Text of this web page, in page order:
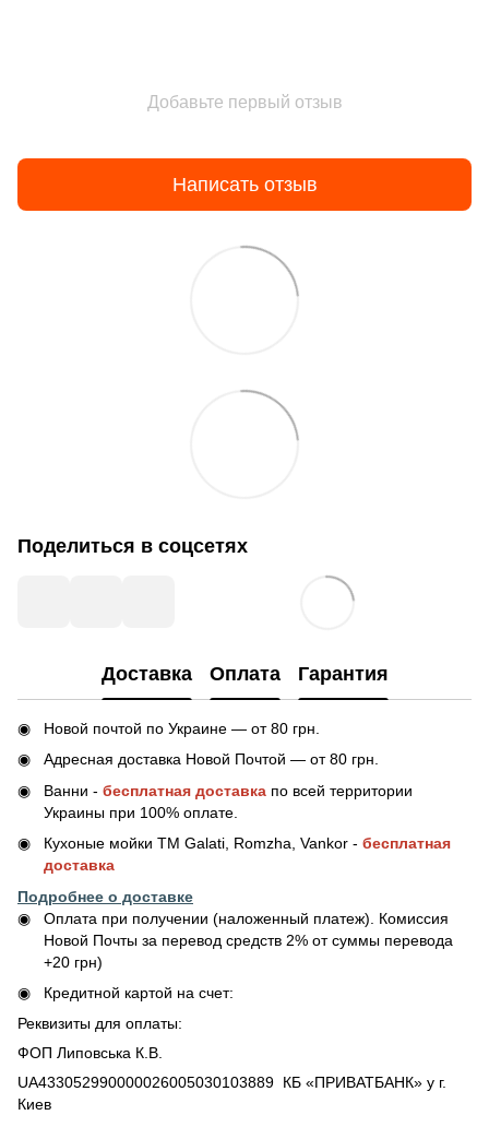
Добавьте первый отзыв
Написать отзыв
Поделиться в соцсетях
Доставка Оплата Гарантия
Новой почтой по Украине — от 80 грн.
Адресная доставка Новой Почтой — от 80 грн.
Ванни - бесплатная доставка по всей территории
Украины при 100% оплате.
Кухоные мойки ТМ Galati, Romzha, Vankor - бесплатная
доставка
Подробнее о доставке
Оплата при получении (наложенный платеж). Комиссия
Новой Почты за перевод средств 2% от суммы перевода
+20 грн)
Кредитной картой на счет:
Реквизиты для оплаты:
ФОП Липовська К.В.
UA433052990000026005030103889 КБ «ПРИВАТБАНК» у г.
Киев